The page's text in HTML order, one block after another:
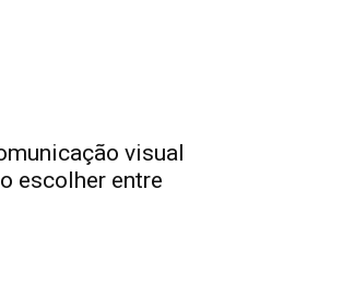
visual
escolher entre